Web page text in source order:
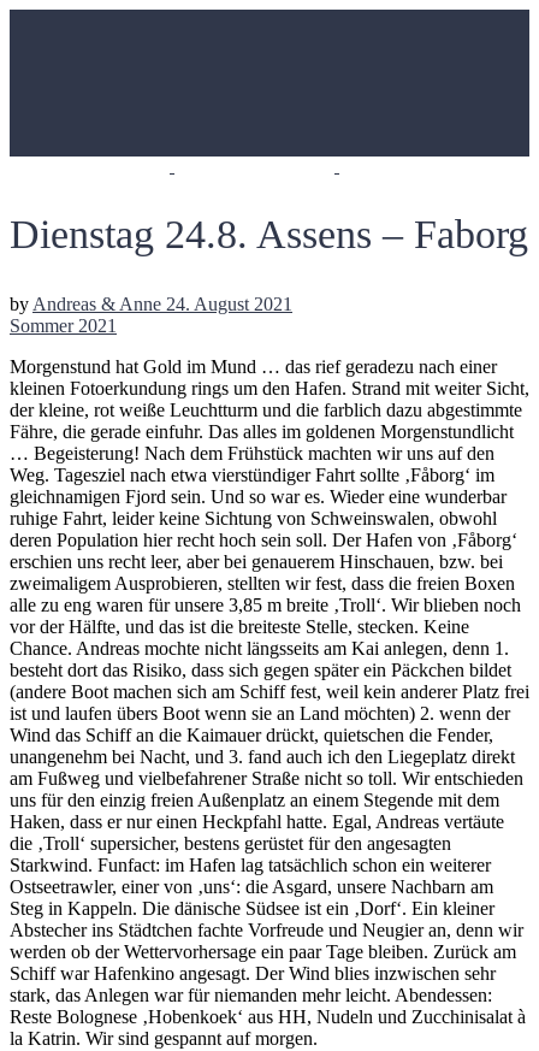
Dienstag 24.8. Assens – Faborg
byAndreas & Anne 24. August 2021
Sommer 2021
Morgenstund hat Gold im Mund … das rief geradezu nach einer
kleinen Fotoerkundung rings um den Hafen. Strand mit weiter Sicht,
der kleine, rot weiße Leuchtturm und die farblich dazu abgestimmte
Fähre, die gerade einfuhr. Das alles im goldenen Morgenstundlicht
… Begeisterung! Nach dem Frühstück machten wir uns auf den
Weg. Tagesziel nach etwa vierstündiger Fahrt sollte ‚Fåborg‘ im
gleichnamigen Fjord sein. Und so war es. Wieder eine wunderbar
ruhige Fahrt, leider keine Sichtung von Schweinswalen, obwohl
deren Population hier recht hoch sein soll. Der Hafen von ‚Fåborg‘
erschien uns recht leer, aber bei genauerem Hinschauen, bzw. bei
zweimaligem Ausprobieren, stellten wir fest, dass die freien Boxen
alle zu eng waren für unsere 3,85 m breite ‚Troll‘. Wir blieben noch
vor der Hälfte, und das ist die breiteste Stelle, stecken. Keine
Chance. Andreas mochte nicht längsseits am Kai anlegen, denn 1.
besteht dort das Risiko, dass sich gegen später ein Päckchen bildet
(andere Boot machen sich am Schiff fest, weil kein anderer Platz frei
ist und laufen übers Boot wenn sie an Land möchten) 2. wenn der
Wind das Schiff an die Kaimauer drückt, quietschen die Fender,
unangenehm bei Nacht, und 3. fand auch ich den Liegeplatz direkt
am Fußweg und vielbefahrener Straße nicht so toll. Wir entschieden
uns für den einzig freien Außenplatz an einem Stegende mit dem
Haken, dass er nur einen Heckpfahl hatte. Egal, Andreas vertäute
die ‚Troll‘ supersicher, bestens gerüstet für den angesagten
Starkwind. Funfact: im Hafen lag tatsächlich schon ein weiterer
Ostseetrawler, einer von ‚uns‘: die Asgard, unsere Nachbarn am
Steg in Kappeln. Die dänische Südsee ist ein ‚Dorf‘. Ein kleiner
Abstecher ins Städtchen fachte Vorfreude und Neugier an, denn wir
werden ob der Wettervorhersage ein paar Tage bleiben. Zurück am
Schiff war Hafenkino angesagt. Der Wind blies inzwischen sehr
stark, das Anlegen war für niemanden mehr leicht. Abendessen:
Reste Bolognese ‚Hobenkoek‘ aus HH, Nudeln und Zucchinisalat à
la Katrin. Wir sind gespannt auf morgen.